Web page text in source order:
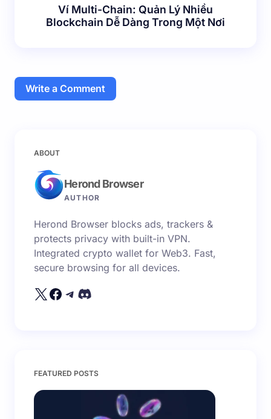
Ví Multi-Chain: Quản Lý Nhiều
Blockchain Dễ Dàng Trong Một Nơi
Write a Comment
Email của bạn sẽ không được hiển thị công khai.
Name *
Email *
Save my name and email in this browser for the
Submit Comment
ABOUT
Herond Browser
AUTHOR
Herond Browser blocks ads, trackers &
protects privacy with built-in VPN.
Integrated crypto wallet for Web3. Fast,
secure browsing for all devices.
FEATURED POSTS